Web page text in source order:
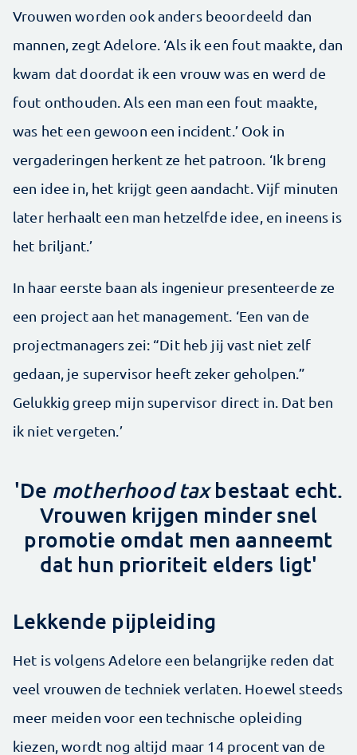
Vrouwen worden ook anders beoordeeld dan
mannen, zegt Adelore. ‘Als ik een fout maakte, dan
kwam dat doordat ik een vrouw was en werd de
fout onthouden. Als een man een fout maakte,
was het een gewoon een incident.’ Ook in
vergaderingen herkent ze het patroon. ‘Ik breng
een idee in, het krijgt geen aandacht. Vijf minuten
later herhaalt een man hetzelfde idee, en ineens is
het briljant.’
In haar eerste baan als ingenieur presenteerde ze
een project aan het management. ‘Een van de
projectmanagers zei: “Dit heb jij vast niet zelf
gedaan, je supervisor heeft zeker geholpen.”
Gelukkig greep mijn supervisor direct in. Dat ben
ik niet vergeten.’
'De motherhood taxbestaat echt.
Vrouwen krijgen minder snel
promotie omdat men aanneemt
dat hun prioriteit elders ligt'
Lekkende pijpleiding
Het is volgens Adelore een belangrijke reden dat
veel vrouwen de techniek verlaten. Hoewel steeds
meer meiden voor een technische opleiding
kiezen, wordt nog altijd maar 14 procent van de